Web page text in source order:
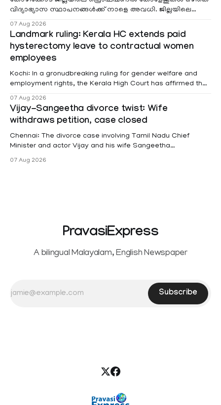
വിദ്യാഭ്യാസ സ്ഥാപനങ്ങൾക്ക് നാളെ അവധി. ജില്ലയിലെ
മലയോര- തീരദേശ മേഖലകളിലും മറ്റും ശക്തമായ മഴയു
07 Aug 2026
Landmark ruling: Kerala HC extends paid
hysterectomy leave to contractual women
employees
Kochi: In a gronudbreaking ruling for gender welfare and
employment rights, the Kerala High Court has affirmed that
female contractual staff employed in government-funded
projects are eligible for paid medical leave following
hysterectomy surgery under the Kerala Service Rules
(KSR). The court noted that since essential benefits like
maternity
07 Aug 2026
Vijay-Sangeetha divorce twist: Wife
withdraws petition, case closed
Chennai: The divorce case involving Tamil Nadu Chief
Minister and actor Vijay and his wife Sangeetha
Sowrnalingam has taken a new turn after Sangeetha
Sowrnalingam has taken a new turn after Sangeetha
07 Aug 2026
PravasiExpress
A bilingual Malayalam, English Newspaper
Subscribe